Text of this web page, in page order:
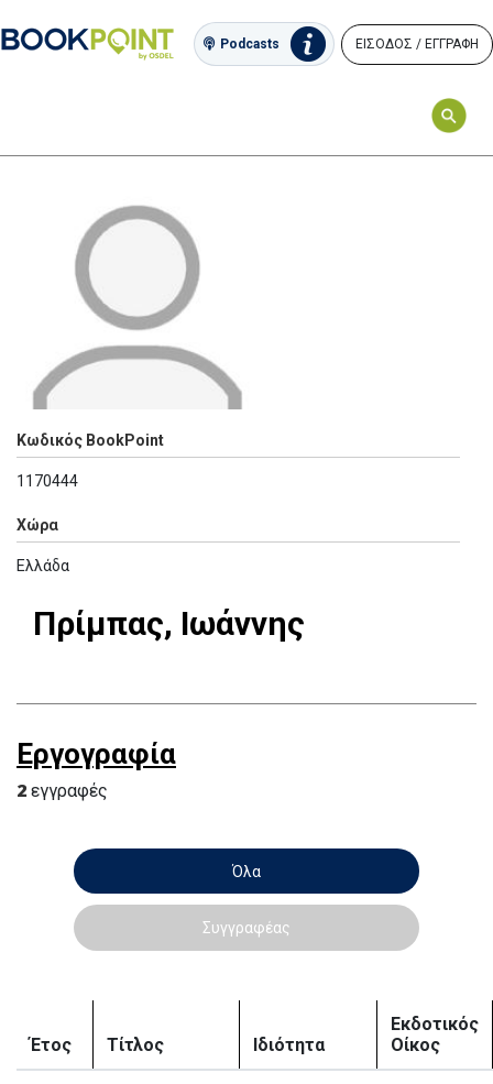
Podcasts ΕΙΣΟΔΟΣ / ΕΓΓΡΑΦΗ
Κωδικός BookPoint
1170444
Χώρα
Ελλάδα
Πρίμπας, Ιωάννης
Εργογραφία
2 εγγραφές
Όλα
Συγγραφέας
Έτος Τίτλος Ιδιότητα
Εκδοτικός
Οίκος